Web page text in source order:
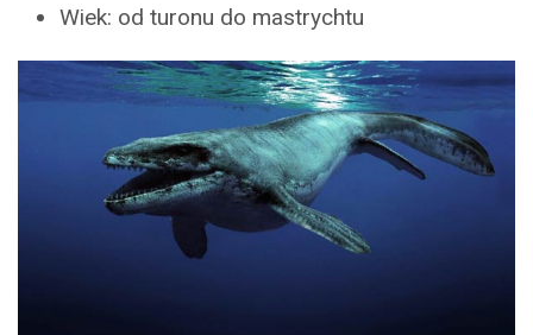
Wiek: od turonu do mastrychtu